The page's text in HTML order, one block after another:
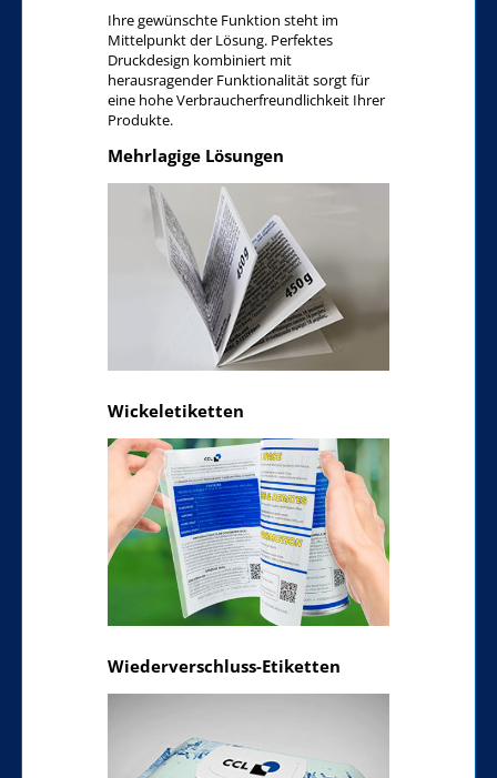
Ihre gewünschte Funktion steht im
Mittelpunkt der Lösung. Perfektes
Druckdesign kombiniert mit
herausragender Funktionalität sorgt für
eine hohe Verbraucherfreundlichkeit Ihrer
Produkte.
Mehrlagige Lösungen
Wickeletiketten
Wiederverschluss-Etiketten